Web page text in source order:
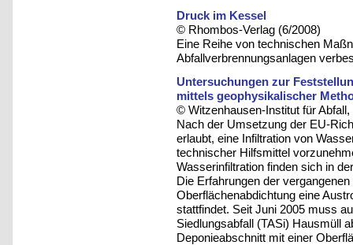
Druck im Kessel
© Rhombos-Verlag (6/2008)
Eine Reihe von technischen
Abfallverbrennungsanlagen
Untersuchungen zur
mittels geophysikalischer
© Witzenhausen-Institut für
Nach der Umsetzung der EU-
erlaubt, eine Infiltration von
technischer Hilfsmittel
Wasserinfiltration finden sich in
Die Erfahrungen der
Oberflächenabdichtung eine
stattfindet. Seit Juni 2005 muss
Siedlungsabfall (TASi) Hausmüll
Deponieabschnitt mit einer